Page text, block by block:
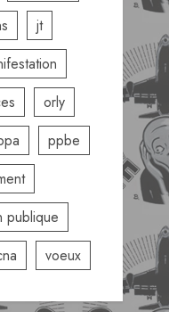
jt
orly
ppbe
publique
voeux